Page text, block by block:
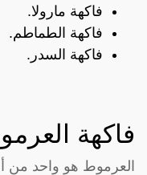
فاكهة مارولا.
فاكهة الطماطم.
فاكهة السدر.
فاكهة
العرموط هو واحد من